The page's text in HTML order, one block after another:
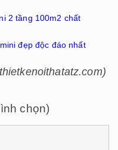
2 tầng 100m2 chất
đẹp độc đáo nhất
chọn)